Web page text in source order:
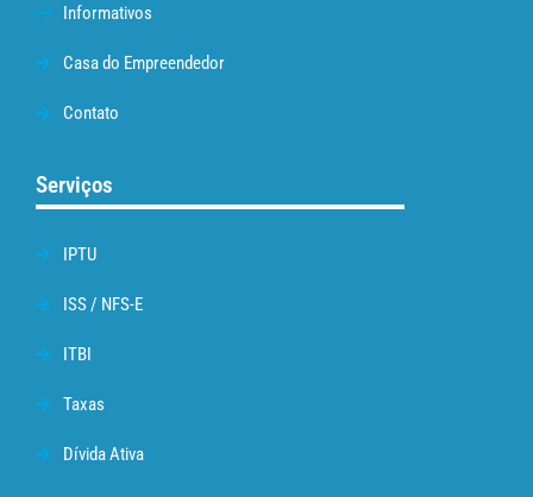
Informativos
Casa do Empreendedor
Contato
Serviços
IPTU
ISS / NFS-E
ITBI
Taxas
Dívida Ativa